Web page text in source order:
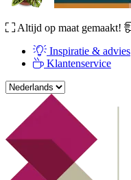
Altijd op maat gemaakt!
Inspiratie & advies
Klantenservice